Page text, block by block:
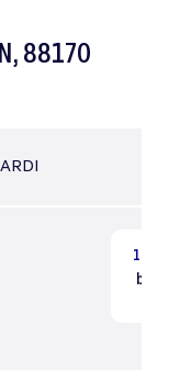
88170
11:00
baby